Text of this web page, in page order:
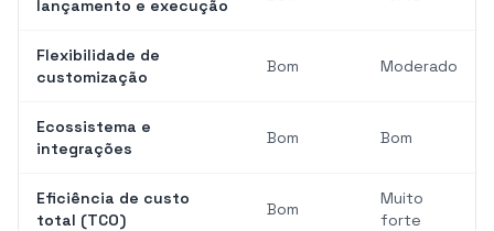
lançamento e execução
Flexibilidade de
customização
Bom Moderado
Ecossistema e
integrações
Bom Bom
Eficiência de custo
total (TCO)
Bom
Muito
forte